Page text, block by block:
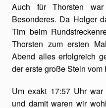
Auch für Thorsten
Besonderes. Da Holger
Tim beim
Thorsten zum ersten
Abend alles erfolgreich
der erste große Stein vom
Um exakt 17:57 Uhr
und damit waren wir